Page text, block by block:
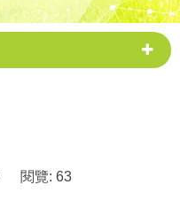
閱覽: 63